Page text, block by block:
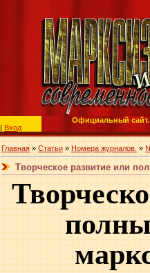
| Вход
Официальный сайт.
Главная » Статьи » Номера журналов. »
Творческое развитие или